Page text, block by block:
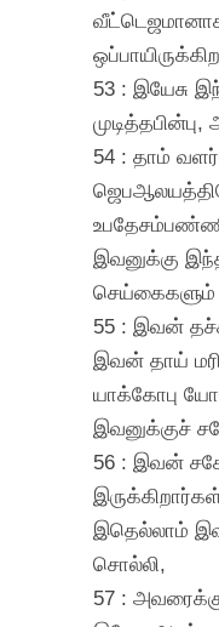
53 : இயேசு
54 : தாம்
இவனுக்கு
செய்கைகளும்
55 : இவன்
இவன் தாய்
யாக்கோபு
இவனுக்குச்
56 : இவன்
இதெல்லாம்
சொல்லி,
57 :